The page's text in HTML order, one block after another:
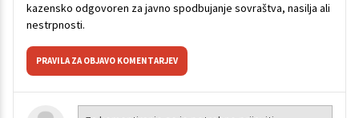
kazensko odgovoren za javno spodbujanje sovraštva, nasilja ali
nestrpnosti.
PRAVILA ZA OBJAVO KOMENTARJEV